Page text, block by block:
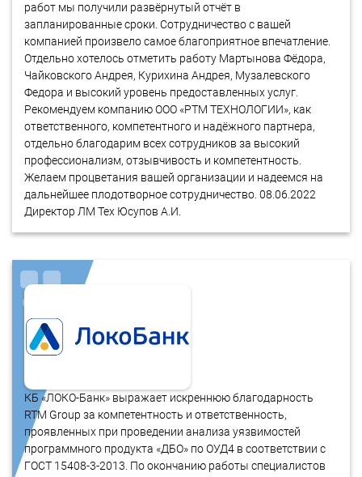
работ мы получили развёрнутый отчёт в
запланированные сроки. Сотрудничество с вашей
компанией произвело самое благоприятное впечатление.
Отдельно хотелось отметить работу Мартынова Фёдора,
Чайковского Андрея, Курихина Андрея, Музалевского
Федора и высокий уровень предоставленных услуг.
Рекомендуем компанию ООО «РТМ ТЕХНОЛОГИИ», как
ответственного, компетентного и надёжного партнера,
отдельно благодарим всех сотрудников за высокий
профессионализм, отзывчивость и компетентность.
Желаем процветания вашей организации и надеемся на
дальнейшее плодотворное сотрудничество. 08.06.2022
Директор ЛМ Тех Юсупов А.И.
КБ «ЛОКО-Банк» выражает искреннюю благодарность
RTM Group за компетентность и ответственность,
проявленных при проведении анализа уязвимостей
программного продукта «ДБО» по ОУД4 в соответствии с
ГОСТ 15408-3-2013. По окончанию работы специалистов